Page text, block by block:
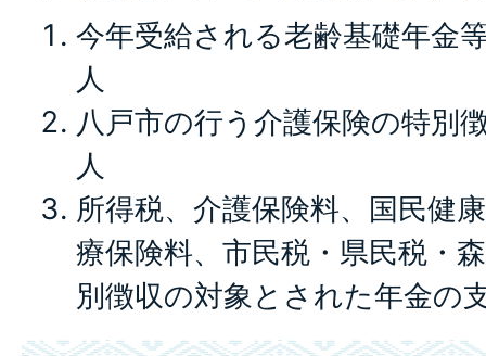
今年受給される老齢基礎年金
人
八戸市の行う介護保険の特別
人
所得税、介護保険料、国民健
療保険料、市民税・県民税・
別徴収の対象とされた年金の